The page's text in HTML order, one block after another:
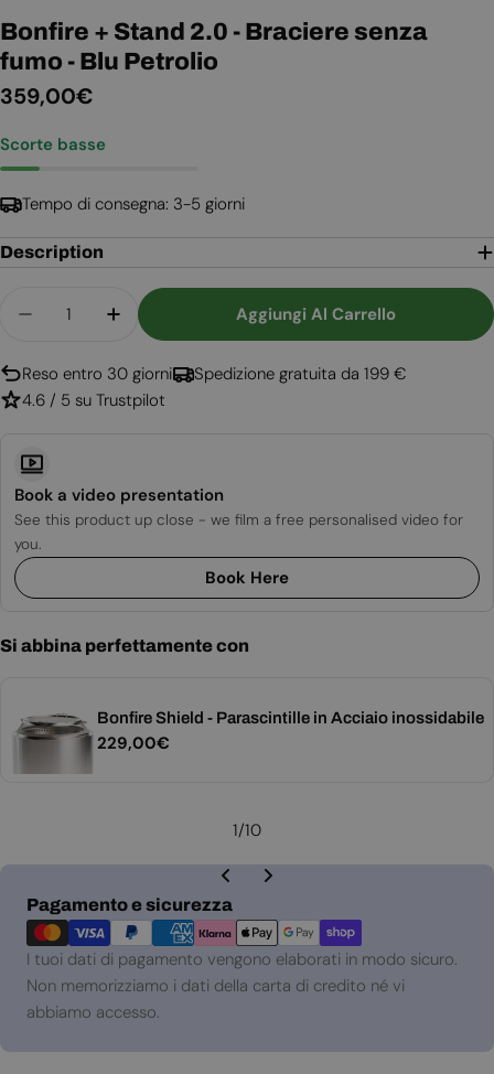
Bonfire + Stand 2.0 - Braciere senza
fumo - Blu Petrolio
Prezzo
359,00€
Scorte basse
Tempo di consegna: 3-5 giorni
Description
Diminuisci La Quantità Per Bonfire + Stand 2.0
Aumenta La Quantità Per Bonfire +
Aggiungi Al Carrello
Reso entro 30 giorni
Spedizione gratuita da 199 €
4.6 / 5 su Trustpilot
Book a video presentation
See this product up close - we film a free personalised video for
you.
Book Here
Si abbina perfettamente con
Bonfire Shield - Parascintille in Acciaio inossidabile
Prezzo
229,00€
1/10
Pagamento e sicurezza
Metodi
di
pagamento
I tuoi dati di pagamento vengono elaborati in modo sicuro.
Non memorizziamo i dati della carta di credito né vi
abbiamo accesso.